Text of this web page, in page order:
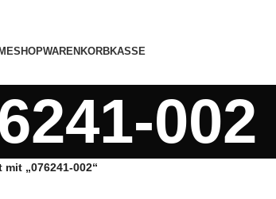
SHOPWARENKORBKASSE
002
„076241-002“